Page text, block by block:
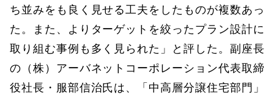
ち並みをも良く見せる工夫をしたものが複数あっ
た。また、よりターゲットを絞ったプラン設計に
取り組む事例も多く見られた」と評した。副座長
の（株）アーバネットコーポレーション代表取締
役社長・服部信治氏は、「中高層分譲住宅部門」